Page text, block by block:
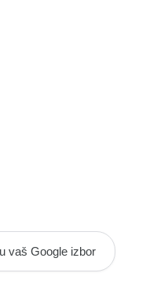
vaš Google izbor